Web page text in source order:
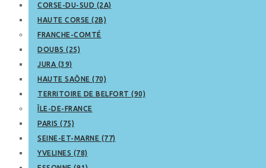
CORSE-DU-SUD (2A)
HAUTE CORSE (2B)
FRANCHE-COMTÉ
DOUBS (25)
JURA (39)
HAUTE SAÔNE (70)
TERRITOIRE DE BELFORT (90)
ÎLE-DE-FRANCE
PARIS (75)
SEINE-ET-MARNE (77)
YVELINES (78)